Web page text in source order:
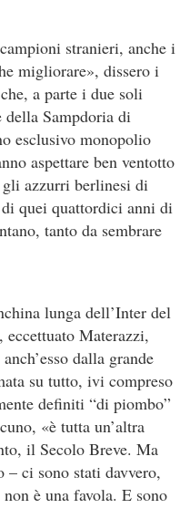
stranieri, anche i
migliorare», dissero i
a parte i due soli
Sampdoria di
esclusivo monopolio
aspettare ben ventotto
gli azzurri berlinesi di
quei quattordici anni di
tanto da sembrare
lunga dell’Inter del
eccettuato Materazzi,
dalla grande
su tutto, ivi compreso
definiti “di piombo”
«è tutta un’altra
il Secolo Breve. Ma
ci sono stati davvero,
è una favola. E sono